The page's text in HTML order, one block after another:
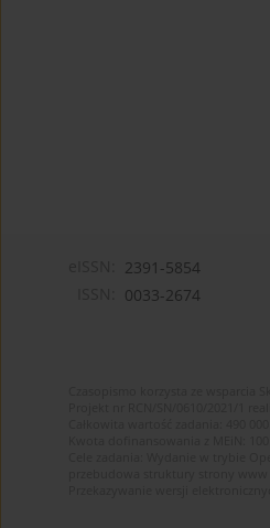
2391-5854
0033-2674